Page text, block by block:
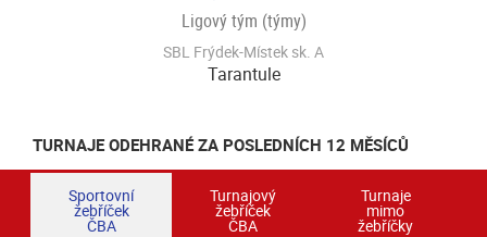
Ligový tým (týmy)
SBL Frýdek-Místek sk. A
Tarantule
TURNAJE ODEHRANÉ ZA POSLEDNÍCH 12 MĚSÍCŮ
Sportovní
žebříček
ČBA
Turnajový
žebříček
ČBA
Turnaje
mimo
žebříčky